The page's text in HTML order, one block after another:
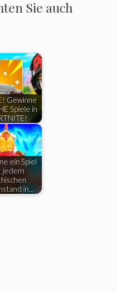
Sie auch
Gewinne
Spiele in
ein Spiel
jedem
in…